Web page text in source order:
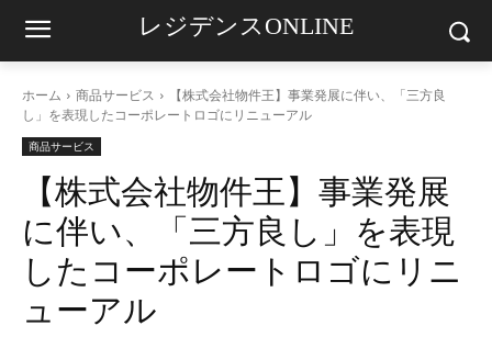
レジデンスONLINE
ホーム 商品サービス
【株式会社物件王】事業発展に伴い、「三方良
し」を表現したコーポレートロゴにリニューアル
商品サービス
【株式会社物件王】事業発展
に伴い、「三方良し」を表現
したコーポレートロゴにリニ
ューアル